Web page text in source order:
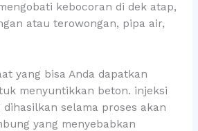
kebocoran di dek atap,
atau terowongan, pipa air,
yang bisa Anda dapatkan
menyuntikkan beton. injeksi
dihasilkan selama proses akan
yang menyebabkan